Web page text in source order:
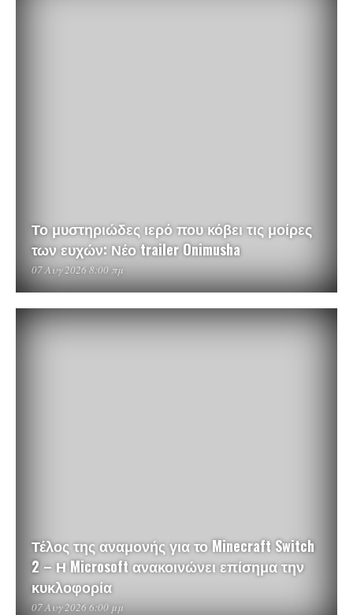
Το μυστηριώδες ιερό που κόβει τις μοίρες
των ευχών: Νέο trailer Onimusha
07 Αυγ 2026 8:00 πμ
Τέλος της αναμονής για το Minecraft Switch
2 – Η Microsoft ανακοινώνει επίσημα την
κυκλοφορία
07 Αυγ 2026 6:00 μμ